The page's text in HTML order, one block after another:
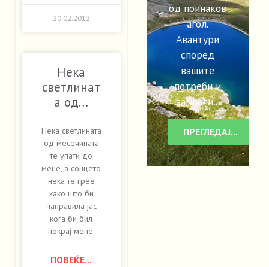
20.02.2012
Нека
светлинат
а од…
Нека светлината
од месечината
те упати до
мене, а сонцето
нека те грее
како што би
направила јас
кога би бил
покрај мене.
ПОВЕЌЕ...
од поинаков
агол.
Авантури
според
вашите
потреби и
замисли...
ПРЕГЛЕДАЈ...